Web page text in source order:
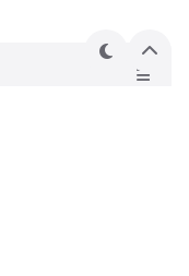
테
상
단